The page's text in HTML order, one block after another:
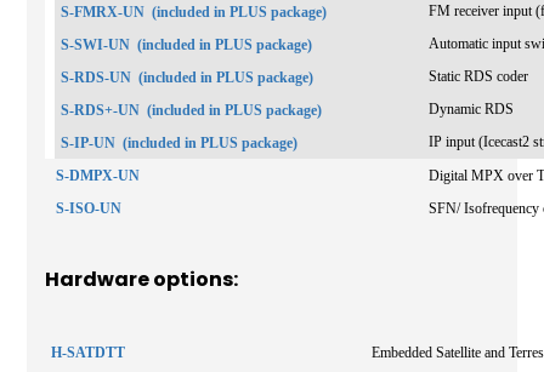
S-FMRX-UN (included in PLUS package)
FM receiver input
S-SWI-UN (included in PLUS package)
Automatic input
S-RDS-UN (included in PLUS package)
Static RDS coder
S-RDS+-UN (included in PLUS package)
Dynamic RDS
S-IP-UN (included in PLUS package)
IP input (Icecast2
S-DMPX-UN
Digital MPX over
S-ISO-UN
SFN/ Isofrequency
Hardware options:
H-SATDTT
Embedded Satellite and